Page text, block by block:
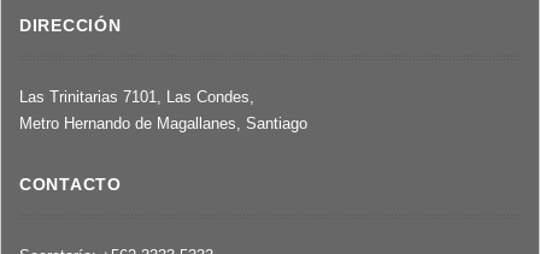
DIRECCIÓN
Las Trinitarias 7101, Las Condes,
Metro Hernando de Magallanes, Santiago
CONTACTO